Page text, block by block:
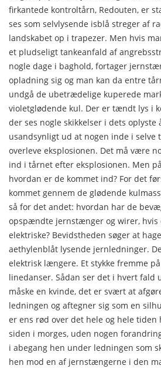
firkantede kontroltårn, Redouten, er
ses som selvlysende isblå streger af
land­skabet op i trapezer. Men hvis
et pludseligt tankeanfald af
nogle dage i baghold, fortager
oplad­ning sig og man kan da entre
undgå de ubetrædelige kuperede
violetglødende kul. Der er tændt lys i
der ses nogle skik­kelser i dets oplyste
usandsynligt ud at no­gen inde i selve
overleve eksplosionen. Det må være
ind i tårnet efter eksplo­sionen. Men
hvordan er de kommet ind? For det
kommet gennem de glødende
så for det andet: hvordan har de
opspændte jernstænger og wirer, hvis
elektriske? Bevidstheden søger at
aethylenblåt lysende jernledninger.
elektrisk længere. Et stykke fremme
linedanser. Sådan ser det i hvert fald
måske en kvinde, det er svært at
ledningen og aftegner sig som en
er ens rød over det hele og hele
siden i morges, uden nogen
i abegang hen under ledningen som
hen mod en af jernstængerne i den